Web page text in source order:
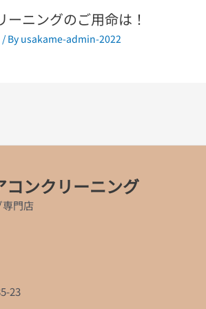
ニングのご用命は！
/ By usakame-admin-2022
コンクリーニング
門店
23